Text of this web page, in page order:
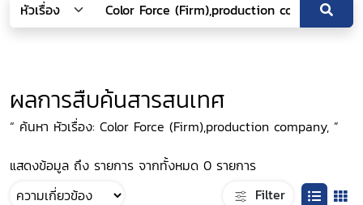
ผลการสืบค้นสารสนเทศ
“ ค้นหา หัวเรื่อง: Color Force (Firm),production company, ”
แสดงข้อมูล ถึง รายการ จากทั้งหมด 0 รายการ
Filter